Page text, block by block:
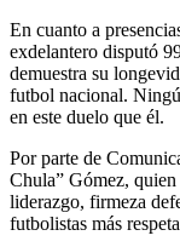
En cuanto a
exdelantero disputó
demuestra su
futbol nacional.
en este duelo que él.
Por parte de
Chula” Gómez,
liderazgo, firmeza
futbolistas más